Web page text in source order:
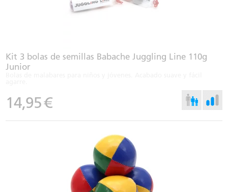
Kit 3 bolas de semillas Babache Juggling Line 110g
Junior
14,95€